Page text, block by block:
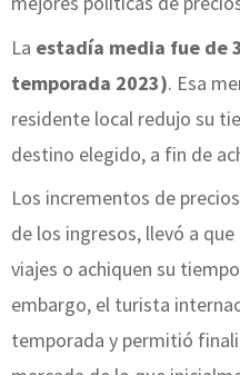
La estadía media fue de
temporada 2023). Esa
residente local redujo su
destino elegido, a fin de
Los incrementos de
de los ingresos, llevó a
viajes o achiquen su
embargo, el turista
temporada y permitió